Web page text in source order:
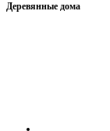
Деревянные дома